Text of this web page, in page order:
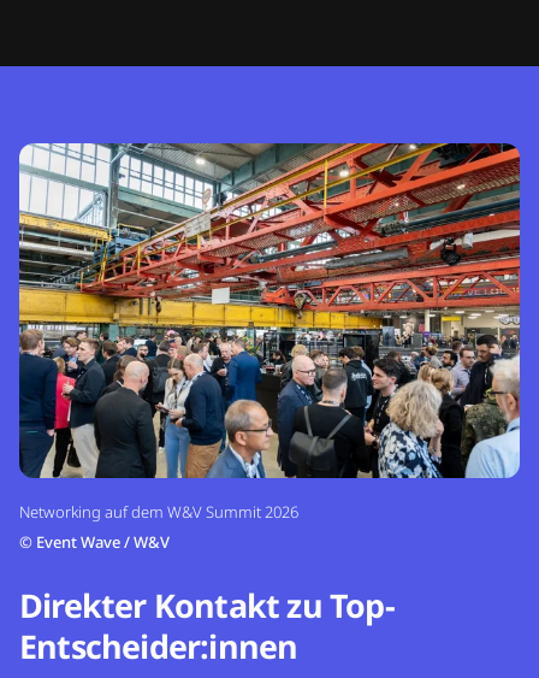
Networking auf dem W&V Summit 2026
© Event Wave / W&V
Direkter Kontakt zu Top-
Entscheider:innen